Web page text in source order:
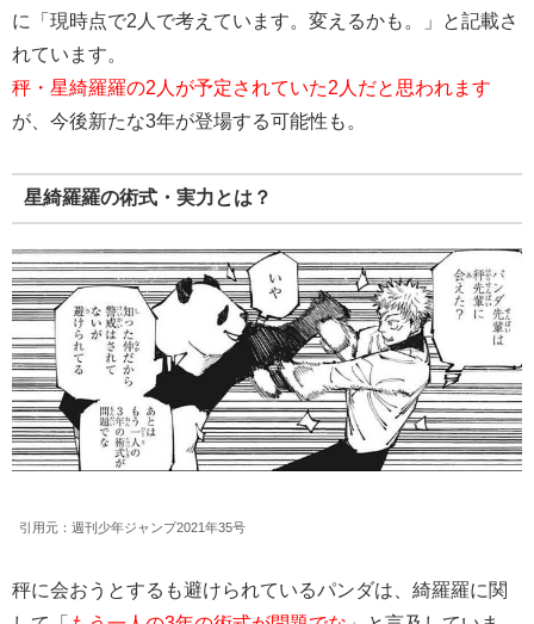
に「現時点で2人で考えています。変えるかも。」と記載さ
れています。
秤・星綺羅羅の2人が予定されていた2人だと思われます
が、今後新たな3年が登場する可能性も。
星綺羅羅の術式・実力とは？
引用元：週刊少年ジャンプ2021年35号
秤に会おうとするも避けられているパンダは、綺羅羅に関